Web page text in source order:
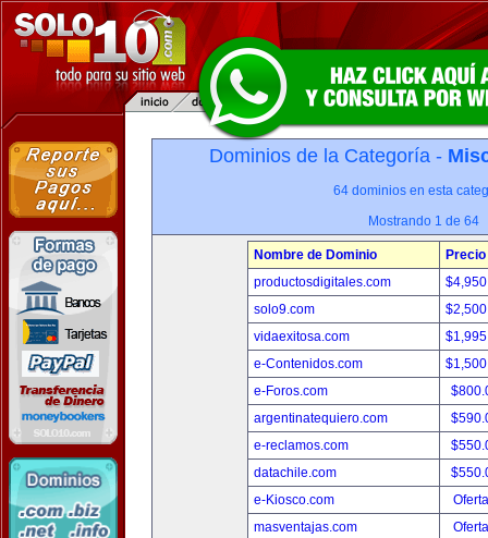
Dominios de la Categoría -
64 dominios en esta
Mostrando 1 de 64
Nombre de Dominio
Precio
productosdigitales.com
solo9.com
vidaexitosa.com
e-Contenidos.com
e-Foros.com
argentinatequiero.com
e-reclamos.com
datachile.com
e-Kiosco.com
masventajas.com